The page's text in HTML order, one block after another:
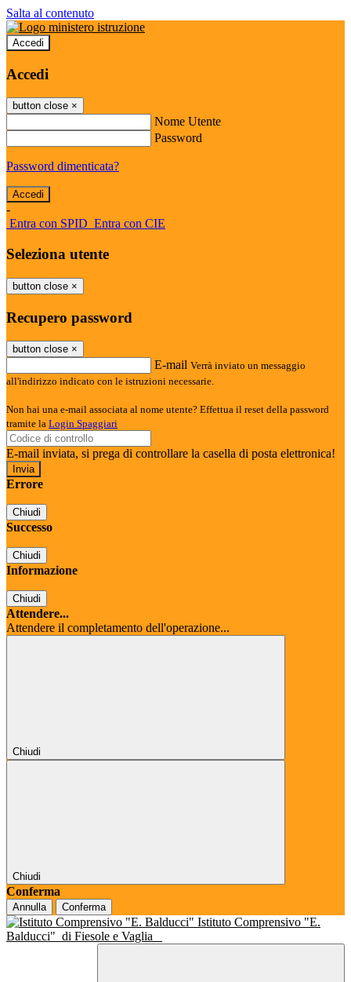
Salta al contenuto
Accedi
Accedi
button close ×
Nome Utente
Password
Password dimenticata?
-
Entra con SPID Entra con CIE
Seleziona utente
button close ×
Recupero password
button close ×
E-mail Verrà inviato un messaggio
all'indirizzo indicato con le istruzioni necessarie.
Non hai una e-mail associata al nome utente? Effettua il reset della password
tramite la Login Spaggiari
E-mail inviata, si prega di controllare la casella di posta elettronica!
Errore
Chiudi
Successo
Chiudi
Informazione
Chiudi
Attendere...
Attendere il completamento dell'operazione...
Chiudi
Chiudi
Conferma
Annulla Conferma
Istituto Comprensivo "E.
Balducci" di Fiesole e Vaglia